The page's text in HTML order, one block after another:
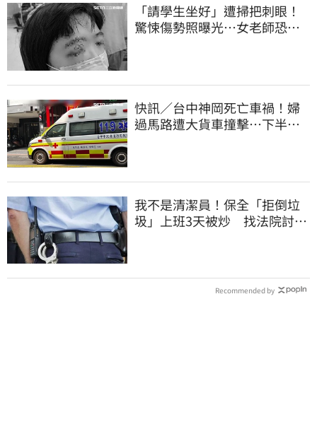
「請學生坐好」遭掃把刺眼！
驚悚傷勢照曝光…女老師恐失
快訊／台中神岡死亡車禍！婦
過馬路遭大貨車撞擊…下半身
我不是清潔員！保全「拒倒垃
圾」上班3天被炒 找法院討公
Recommended by